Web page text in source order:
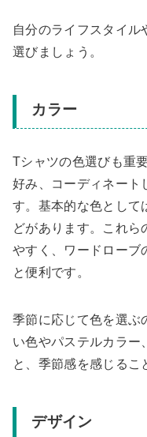
自分のライフスタイル
選びましょう。
カラー
Tシャツの色選びも重
好み、コーディネート
す。基本的な色として
どがあります。これら
やすく、ワードローブ
と便利です。
季節に応じて色を選ぶ
い色やパステルカラー
と、季節感を感じるこ
デザイン